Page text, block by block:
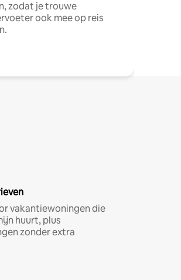
zodat je trouwe
ook mee op reis
vakantiewoningen die
huurt, plus
zonder extra